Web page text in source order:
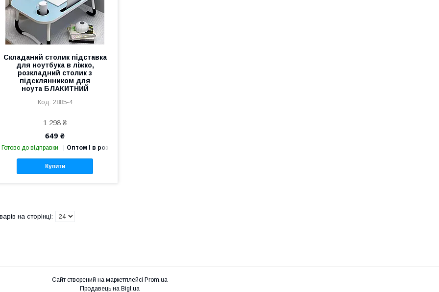
Складаний столик підставка
для ноутбука в ліжко,
розкладний столик з
підсклянником для
ноута БЛАКИТНИЙ
2885-4
1 298 ₴
649 ₴
Готово до відправки Оптом і в роздріб
Купити
Сайт створений на маркетплейсі Prom.ua
Продавець на Bigl.ua